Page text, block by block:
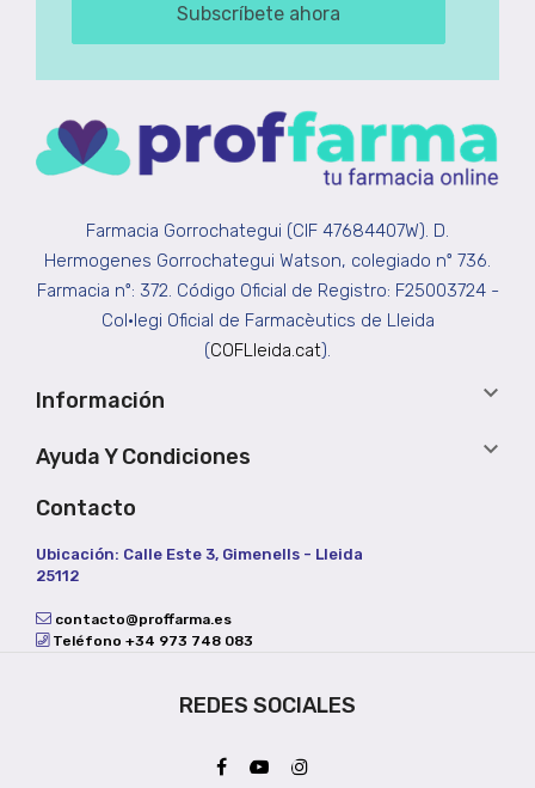
Subscríbete ahora
Farmacia Gorrochategui (CIF 47684407W). D.
Hermogenes Gorrochategui Watson, colegiado nº 736.
Farmacia nº: 372. Código Oficial de Registro: F25003724 -
Col•legi Oficial de Farmacèutics de Lleida
(COFLleida.cat).
Información 
Ayuda Y Condiciones 
Contacto
Ubicación: Calle Este 3, Gimenells - Lleida
25112
contacto@proffarma.es
Teléfono +34 973 748 083
REDES SOCIALES